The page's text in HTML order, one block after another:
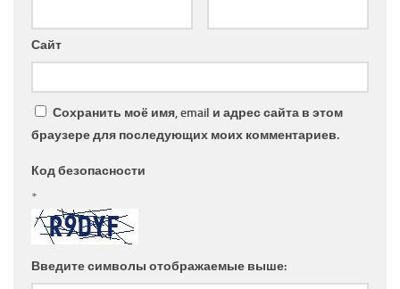
Сайт
Сохранить моё имя, email и адрес сайта в этом
браузере для последующих моих комментариев.
Код безопасности
*
Введите символы отображаемые выше: